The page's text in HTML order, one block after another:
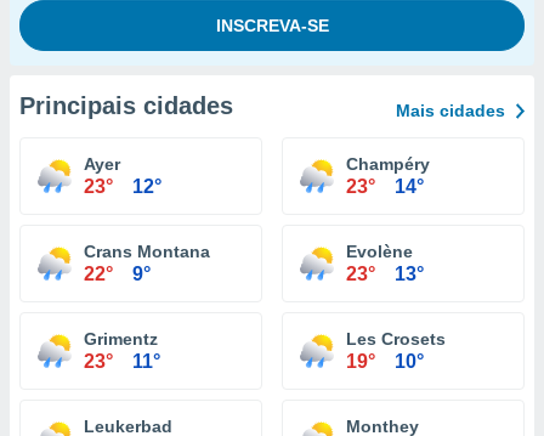
Principais cidades Mais cidades
Ayer
23° 12°
Champéry
23° 14°
Crans Montana
22° 9°
Evolène
23° 13°
Grimentz
23° 11°
Les Crosets
19° 10°
Leukerbad Monthey